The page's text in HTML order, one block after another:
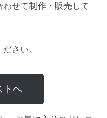
せて制作・販売して
さい。
トへ